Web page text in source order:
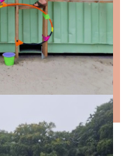
je inschrijving
folder).
nieuwsbrief?
Lees